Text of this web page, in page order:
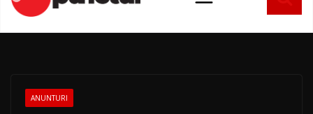
conținut
ANUNTURI